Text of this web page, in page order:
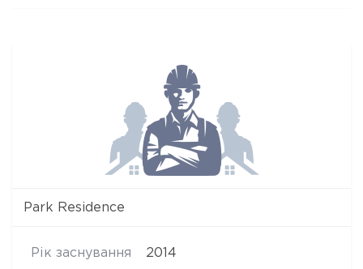
Park Residence
Рік заснування 2014